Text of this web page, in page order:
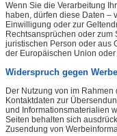
Wenn Sie die Verarbeitung
haben, dürfen diese Daten –
Einwilligung oder zur
Rechtsansprüchen oder
juristischen Person oder aus
der Europäischen Union
Widerspruch gegen
Der Nutzung von im
Kontaktdaten zur
und Informationsmaterialien
Seiten behalten sich
Zusendung von